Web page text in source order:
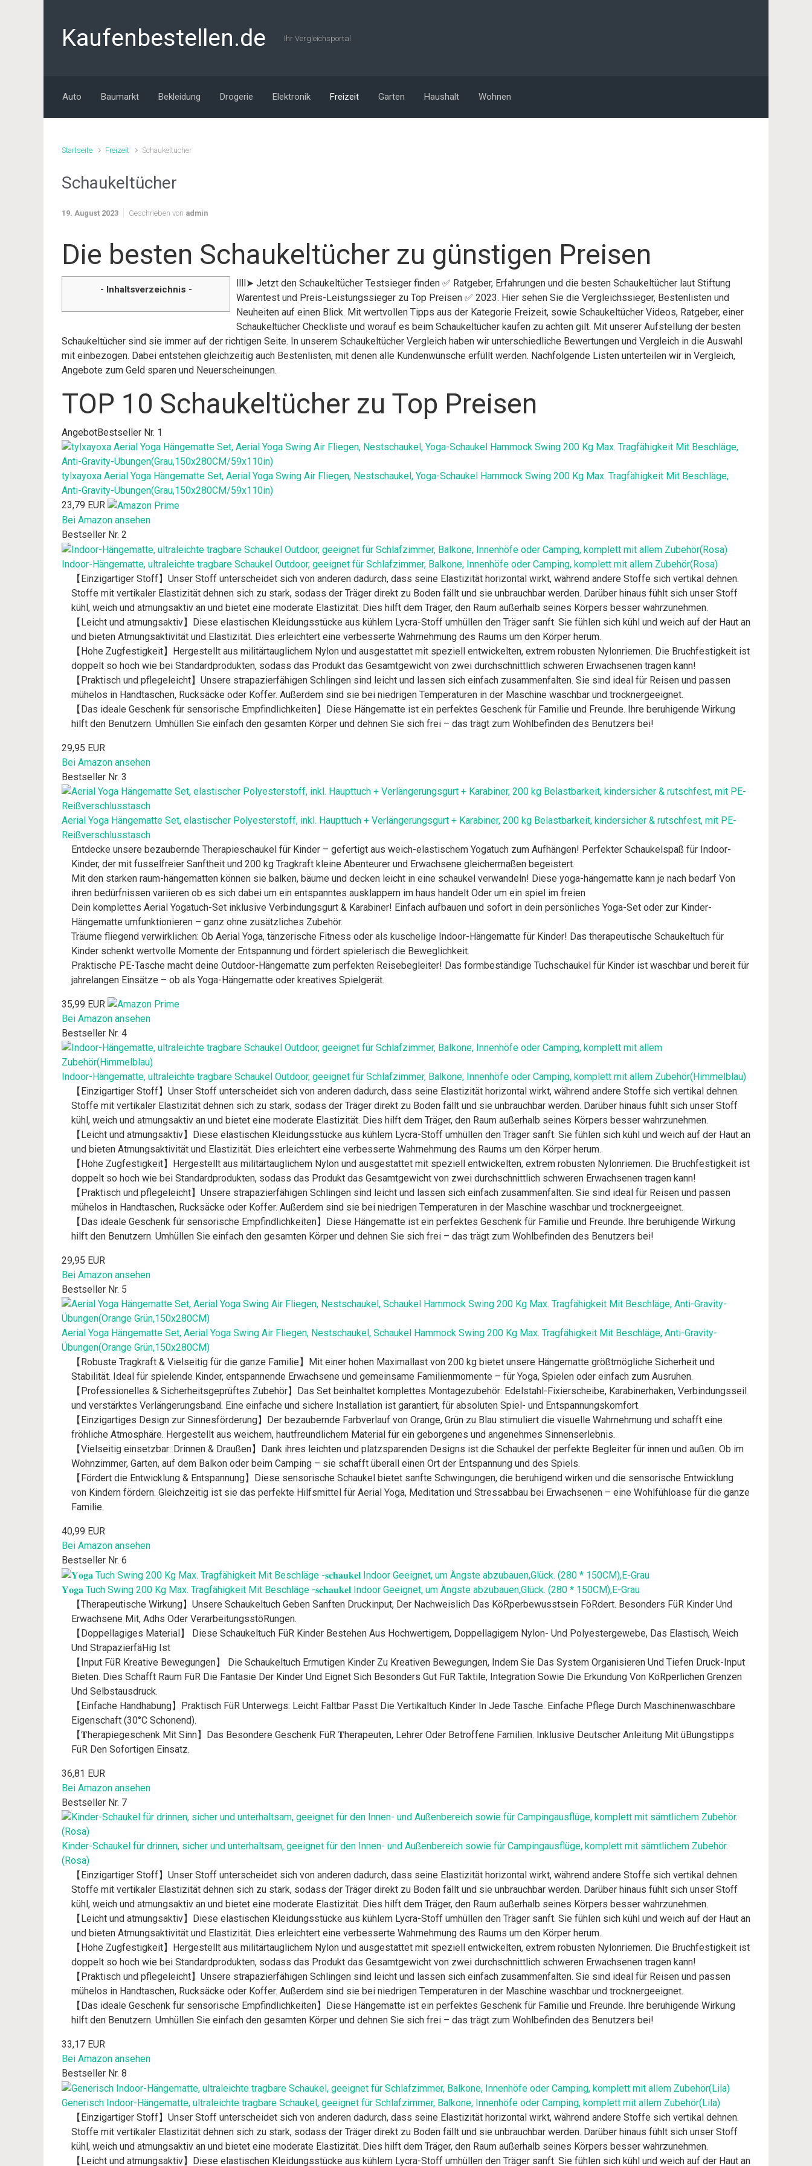
Kaufenbestellen.de Ihr Vergleichsportal
Auto Baumarkt Bekleidung Drogerie Elektronik Freizeit Garten Haushalt Wohnen
Startseite Freizeit Schaukeltücher
Schaukeltücher
19. August 2023 Geschrieben von admin
Die besten Schaukeltücher zu günstigen Preisen
- Inhaltsverzeichnis -
llll➤ Jetzt den Schaukeltücher Testsieger finden ✅ Ratgeber, Erfahrungen und die besten Schaukeltücher laut Stiftung
Warentest und Preis-Leistungssieger zu Top Preisen ✅ 2023. Hier sehen Sie die Vergleichssieger, Bestenlisten und
Neuheiten auf einen Blick. Mit wertvollen Tipps aus der Kategorie Freizeit, sowie Schaukeltücher Videos, Ratgeber, einer
Schaukeltücher Checkliste und worauf es beim Schaukeltücher kaufen zu achten gilt. Mit unserer Aufstellung der besten
Schaukeltücher sind sie immer auf der richtigen Seite. In unserem Schaukeltücher Vergleich haben wir unterschiedliche Bewertungen und Vergleich in die Auswahl
mit einbezogen. Dabei entstehen gleichzeitig auch Bestenlisten, mit denen alle Kundenwünsche erfüllt werden. Nachfolgende Listen unterteilen wir in Vergleich,
Angebote zum Geld sparen und Neuerscheinungen.
TOP 10 Schaukeltücher zu Top Preisen
AngebotBestseller Nr. 1
tylxayoxa Aerial Yoga Hängematte Set, Aerial Yoga Swing Air Fliegen, Nestschaukel, Yoga-Schaukel Hammock Swing 200 Kg Max. Tragfähigkeit Mit Beschläge,
Anti-Gravity-Übungen(Grau,150x280CM/59x110in)
23,79 EUR
Bei Amazon ansehen
Bestseller Nr. 2
Indoor-Hängematte, ultraleichte tragbare Schaukel Outdoor, geeignet für Schlafzimmer, Balkone, Innenhöfe oder Camping, komplett mit allem Zubehör(Rosa)
【Einzigartiger Stoff】Unser Stoff unterscheidet sich von anderen dadurch, dass seine Elastizität horizontal wirkt, während andere Stoffe sich vertikal dehnen.
Stoffe mit vertikaler Elastizität dehnen sich zu stark, sodass der Träger direkt zu Boden fällt und sie unbrauchbar werden. Darüber hinaus fühlt sich unser Stoff
kühl, weich und atmungsaktiv an und bietet eine moderate Elastizität. Dies hilft dem Träger, den Raum außerhalb seines Körpers besser wahrzunehmen.
【Leicht und atmungsaktiv】Diese elastischen Kleidungsstücke aus kühlem Lycra-Stoff umhüllen den Träger sanft. Sie fühlen sich kühl und weich auf der Haut an
und bieten Atmungsaktivität und Elastizität. Dies erleichtert eine verbesserte Wahrnehmung des Raums um den Körper herum.
【Hohe Zugfestigkeit】Hergestellt aus militärtauglichem Nylon und ausgestattet mit speziell entwickelten, extrem robusten Nylonriemen. Die Bruchfestigkeit ist
doppelt so hoch wie bei Standardprodukten, sodass das Produkt das Gesamtgewicht von zwei durchschnittlich schweren Erwachsenen tragen kann!
【Praktisch und pflegeleicht】Unsere strapazierfähigen Schlingen sind leicht und lassen sich einfach zusammenfalten. Sie sind ideal für Reisen und passen
mühelos in Handtaschen, Rucksäcke oder Koffer. Außerdem sind sie bei niedrigen Temperaturen in der Maschine waschbar und trocknergeeignet.
【Das ideale Geschenk für sensorische Empfindlichkeiten】Diese Hängematte ist ein perfektes Geschenk für Familie und Freunde. Ihre beruhigende Wirkung
hilft den Benutzern. Umhüllen Sie einfach den gesamten Körper und dehnen Sie sich frei – das trägt zum Wohlbefinden des Benutzers bei!
29,95 EUR
Bei Amazon ansehen
Bestseller Nr. 3
Aerial Yoga Hängematte Set, elastischer Polyesterstoff, inkl. Haupttuch + Verlängerungsgurt + Karabiner, 200 kg Belastbarkeit, kindersicher & rutschfest, mit PE-
Reißverschlusstasch
Entdecke unsere bezaubernde Therapieschaukel für Kinder – gefertigt aus weich-elastischem Yogatuch zum Aufhängen! Perfekter Schaukelspaß für Indoor-
Kinder, der mit fusselfreier Sanftheit und 200 kg Tragkraft kleine Abenteurer und Erwachsene gleichermaßen begeistert.
Mit den starken raum-hängematten können sie balken, bäume und decken leicht in eine schaukel verwandeln! Diese yoga-hängematte kann je nach bedarf Von
ihren bedürfnissen variieren ob es sich dabei um ein entspanntes ausklappern im haus handelt Oder um ein spiel im freien
Dein komplettes Aerial Yogatuch-Set inklusive Verbindungsgurt & Karabiner! Einfach aufbauen und sofort in dein persönliches Yoga-Set oder zur Kinder-
Hängematte umfunktionieren – ganz ohne zusätzliches Zubehör.
Träume fliegend verwirklichen: Ob Aerial Yoga, tänzerische Fitness oder als kuschelige Indoor-Hängematte für Kinder! Das therapeutische Schaukeltuch für
Kinder schenkt wertvolle Momente der Entspannung und fördert spielerisch die Beweglichkeit.
Praktische PE-Tasche macht deine Outdoor-Hängematte zum perfekten Reisebegleiter! Das formbeständige Tuchschaukel für Kinder ist waschbar und bereit für
jahrelangen Einsätze – ob als Yoga-Hängematte oder kreatives Spielgerät.
35,99 EUR
Bei Amazon ansehen
Bestseller Nr. 4
Indoor-Hängematte, ultraleichte tragbare Schaukel Outdoor, geeignet für Schlafzimmer, Balkone, Innenhöfe oder Camping, komplett mit allem Zubehör(Himmelblau)
【Einzigartiger Stoff】Unser Stoff unterscheidet sich von anderen dadurch, dass seine Elastizität horizontal wirkt, während andere Stoffe sich vertikal dehnen.
Stoffe mit vertikaler Elastizität dehnen sich zu stark, sodass der Träger direkt zu Boden fällt und sie unbrauchbar werden. Darüber hinaus fühlt sich unser Stoff
kühl, weich und atmungsaktiv an und bietet eine moderate Elastizität. Dies hilft dem Träger, den Raum außerhalb seines Körpers besser wahrzunehmen.
【Leicht und atmungsaktiv】Diese elastischen Kleidungsstücke aus kühlem Lycra-Stoff umhüllen den Träger sanft. Sie fühlen sich kühl und weich auf der Haut an
und bieten Atmungsaktivität und Elastizität. Dies erleichtert eine verbesserte Wahrnehmung des Raums um den Körper herum.
【Hohe Zugfestigkeit】Hergestellt aus militärtauglichem Nylon und ausgestattet mit speziell entwickelten, extrem robusten Nylonriemen. Die Bruchfestigkeit ist
doppelt so hoch wie bei Standardprodukten, sodass das Produkt das Gesamtgewicht von zwei durchschnittlich schweren Erwachsenen tragen kann!
【Praktisch und pflegeleicht】Unsere strapazierfähigen Schlingen sind leicht und lassen sich einfach zusammenfalten. Sie sind ideal für Reisen und passen
mühelos in Handtaschen, Rucksäcke oder Koffer. Außerdem sind sie bei niedrigen Temperaturen in der Maschine waschbar und trocknergeeignet.
【Das ideale Geschenk für sensorische Empfindlichkeiten】Diese Hängematte ist ein perfektes Geschenk für Familie und Freunde. Ihre beruhigende Wirkung
hilft den Benutzern. Umhüllen Sie einfach den gesamten Körper und dehnen Sie sich frei – das trägt zum Wohlbefinden des Benutzers bei!
29,95 EUR
Bei Amazon ansehen
Bestseller Nr. 5
Aerial Yoga Hängematte Set, Aerial Yoga Swing Air Fliegen, Nestschaukel, Schaukel Hammock Swing 200 Kg Max. Tragfähigkeit Mit Beschläge, Anti-Gravity-
Übungen(Orange Grün,150x280CM)
【Robuste Tragkraft & Vielseitig für die ganze Familie】Mit einer hohen Maximallast von 200 kg bietet unsere Hängematte größtmögliche Sicherheit und
Stabilität. Ideal für spielende Kinder, entspannende Erwachsene und gemeinsame Familienmomente – für Yoga, Spielen oder einfach zum Ausruhen.
【Professionelles & Sicherheitsgeprüftes Zubehör】Das Set beinhaltet komplettes Montagezubehör: Edelstahl-Fixierscheibe, Karabinerhaken, Verbindungsseil
und verstärktes Verlängerungsband. Eine einfache und sichere Installation ist garantiert, für absoluten Spiel- und Entspannungskomfort.
【Einzigartiges Design zur Sinnesförderung】Der bezaubernde Farbverlauf von Orange, Grün zu Blau stimuliert die visuelle Wahrnehmung und schafft eine
fröhliche Atmosphäre. Hergestellt aus weichem, hautfreundlichem Material für ein geborgenes und angenehmes Sinnenserlebnis.
【Vielseitig einsetzbar: Drinnen & Draußen】Dank ihres leichten und platzsparenden Designs ist die Schaukel der perfekte Begleiter für innen und außen. Ob im
Wohnzimmer, Garten, auf dem Balkon oder beim Camping – sie schafft überall einen Ort der Entspannung und des Spiels.
【Fördert die Entwicklung & Entspannung】Diese sensorische Schaukel bietet sanfte Schwingungen, die beruhigend wirken und die sensorische Entwicklung
von Kindern fördern. Gleichzeitig ist sie das perfekte Hilfsmittel für Aerial Yoga, Meditation und Stressabbau bei Erwachsenen – eine Wohlfühloase für die ganze
Familie.
40,99 EUR
Bei Amazon ansehen
Bestseller Nr. 6
𝐘𝐨𝐠𝐚 Tuch Swing 200 Kg Max. Tragfähigkeit Mit Beschläge -𝐬𝐜𝐡𝐚𝐮𝐤𝐞𝐥 Indoor Geeignet, um Ängste abzubauen,Glück. (280 * 150CM),E-Grau
【Therapeutische Wirkung】Unsere Schaukeltuch Geben Sanften Druckinput, Der Nachweislich Das KöRperbewusstsein FöRdert. Besonders FüR Kinder Und
Erwachsene Mit, Adhs Oder VerarbeitungsstöRungen.
【Doppellagiges Material】 Diese Schaukeltuch FüR Kinder Bestehen Aus Hochwertigem, Doppellagigem Nylon- Und Polyestergewebe, Das Elastisch, Weich
Und StrapazierfäHig Ist
【Input FüR Kreative Bewegungen】 Die Schaukeltuch Ermutigen Kinder Zu Kreativen Bewegungen, Indem Sie Das System Organisieren Und Tiefen Druck-Input
Bieten. Dies Schafft Raum FüR Die Fantasie Der Kinder Und Eignet Sich Besonders Gut FüR Taktile, Integration Sowie Die Erkundung Von KöRperlichen Grenzen
Und Selbstausdruck.
【Einfache Handhabung】Praktisch FüR Unterwegs: Leicht Faltbar Passt Die Vertikaltuch Kinder In Jede Tasche. Einfache Pflege Durch Maschinenwaschbare
Eigenschaft (30°C Schonend).
【𝐓herapiegeschenk Mit Sinn】Das Besondere Geschenk FüR 𝐓herapeuten, Lehrer Oder Betroffene Familien. Inklusive Deutscher Anleitung Mit üBungstipps
FüR Den Sofortigen Einsatz.
36,81 EUR
Bei Amazon ansehen
Bestseller Nr. 7
Kinder-Schaukel für drinnen, sicher und unterhaltsam, geeignet für den Innen- und Außenbereich sowie für Campingausflüge, komplett mit sämtlichem Zubehör.
(Rosa)
【Einzigartiger Stoff】Unser Stoff unterscheidet sich von anderen dadurch, dass seine Elastizität horizontal wirkt, während andere Stoffe sich vertikal dehnen.
Stoffe mit vertikaler Elastizität dehnen sich zu stark, sodass der Träger direkt zu Boden fällt und sie unbrauchbar werden. Darüber hinaus fühlt sich unser Stoff
kühl, weich und atmungsaktiv an und bietet eine moderate Elastizität. Dies hilft dem Träger, den Raum außerhalb seines Körpers besser wahrzunehmen.
【Leicht und atmungsaktiv】Diese elastischen Kleidungsstücke aus kühlem Lycra-Stoff umhüllen den Träger sanft. Sie fühlen sich kühl und weich auf der Haut an
und bieten Atmungsaktivität und Elastizität. Dies erleichtert eine verbesserte Wahrnehmung des Raums um den Körper herum.
【Hohe Zugfestigkeit】Hergestellt aus militärtauglichem Nylon und ausgestattet mit speziell entwickelten, extrem robusten Nylonriemen. Die Bruchfestigkeit ist
doppelt so hoch wie bei Standardprodukten, sodass das Produkt das Gesamtgewicht von zwei durchschnittlich schweren Erwachsenen tragen kann!
【Praktisch und pflegeleicht】Unsere strapazierfähigen Schlingen sind leicht und lassen sich einfach zusammenfalten. Sie sind ideal für Reisen und passen
mühelos in Handtaschen, Rucksäcke oder Koffer. Außerdem sind sie bei niedrigen Temperaturen in der Maschine waschbar und trocknergeeignet.
【Das ideale Geschenk für sensorische Empfindlichkeiten】Diese Hängematte ist ein perfektes Geschenk für Familie und Freunde. Ihre beruhigende Wirkung
hilft den Benutzern. Umhüllen Sie einfach den gesamten Körper und dehnen Sie sich frei – das trägt zum Wohlbefinden des Benutzers bei!
33,17 EUR
Bei Amazon ansehen
Bestseller Nr. 8
Generisch Indoor-Hängematte, ultraleichte tragbare Schaukel, geeignet für Schlafzimmer, Balkone, Innenhöfe oder Camping, komplett mit allem Zubehör(Lila)
【Einzigartiger Stoff】Unser Stoff unterscheidet sich von anderen dadurch, dass seine Elastizität horizontal wirkt, während andere Stoffe sich vertikal dehnen.
Stoffe mit vertikaler Elastizität dehnen sich zu stark, sodass der Träger direkt zu Boden fällt und sie unbrauchbar werden. Darüber hinaus fühlt sich unser Stoff
kühl, weich und atmungsaktiv an und bietet eine moderate Elastizität. Dies hilft dem Träger, den Raum außerhalb seines Körpers besser wahrzunehmen.
【Leicht und atmungsaktiv】Diese elastischen Kleidungsstücke aus kühlem Lycra-Stoff umhüllen den Träger sanft. Sie fühlen sich kühl und weich auf der Haut an